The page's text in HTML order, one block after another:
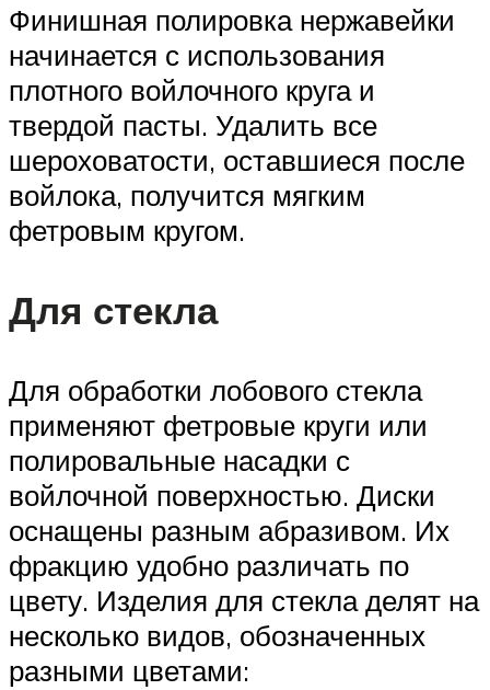
Финишная полировка нержавейки
начинается с использования
плотного войлочного круга и
твердой пасты. Удалить все
шероховатости, оставшиеся после
войлока, получится мягким
фетровым кругом.
Для стекла
Для обработки лобового стекла
применяют фетровые круги или
полировальные насадки с
войлочной поверхностью. Диски
оснащены разным абразивом. Их
фракцию удобно различать по
цвету. Изделия для стекла делят на
несколько видов, обозначенных
разными цветами: